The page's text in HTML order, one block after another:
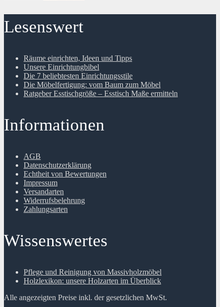
Lesenswert
Räume einrichten, Ideen und Tipps
Unsere Einrichtungbibel
Die 7 beliebtesten Einrichtungsstile
Die Möbelfertigung: vom Baum zum Möbel
Ratgeber Esstischgröße – Esstisch Maße ermitteln
Informationen
AGB
Datenschutzerklärung
Echtheit von Bewertungen
Impressum
Versandarten
Widerrufsbelehrung
Zahlungsarten
Wissenswertes
Pflege und Reinigung von Massivholzmöbel
Holzlexikon: unsere Holzarten im Überblick
Alle angezeigten Preise inkl. der gesetzlichen MwSt.